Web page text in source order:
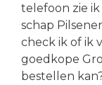
telefoon zie
schap
check ik of ik
goedkope
bestellen